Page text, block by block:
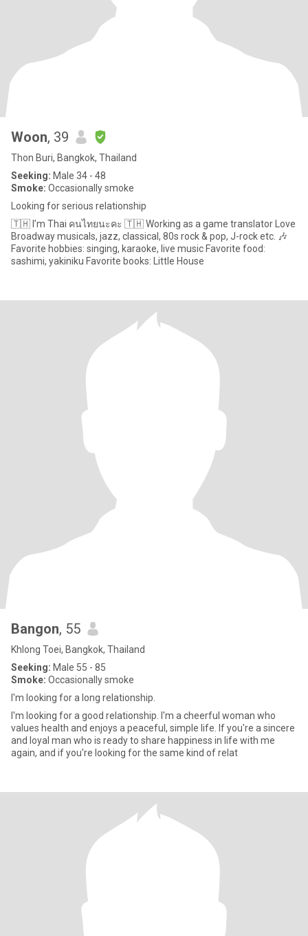
Woon, 39
Thon Buri, Bangkok, Thailand
Seeking: Male 34 - 48
Smoke: Occasionally smoke
Looking for serious relationship
🇹🇭 I’m Thai คนไทยนะคะ 🇹🇭 Working as a game translator Love
Broadway musicals, jazz, classical, 80s rock & pop, J-rock etc. 🎶
Favorite hobbies: singing, karaoke, live music Favorite food:
sashimi, yakiniku Favorite books: Little House
Bangon, 55
Khlong Toei, Bangkok, Thailand
Seeking: Male 55 - 85
Smoke: Occasionally smoke
I'm looking for a long relationship.
I'm looking for a good relationship. I'm a cheerful woman who
values health and enjoys a peaceful, simple life. If you're a sincere
and loyal man who is ready to share happiness in life with me
again, and if you're looking for the same kind of relat